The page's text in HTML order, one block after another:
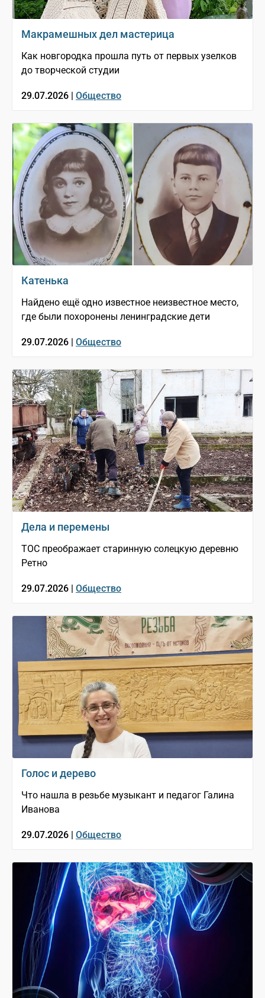
Макрамешных дел мастерица
Как новгородка прошла путь от первых узелков
до творческой студии
29.07.2026 | Общество
Катенька
Найдено ещё одно известное неизвестное место,
где были похоронены ленинградские дети
29.07.2026 | Общество
Дела и перемены
ТОС преображает старинную солецкую деревню
Ретно
29.07.2026 | Общество
Голос и дерево
Что нашла в резьбе музыкант и педагог Галина
Иванова
29.07.2026 | Общество